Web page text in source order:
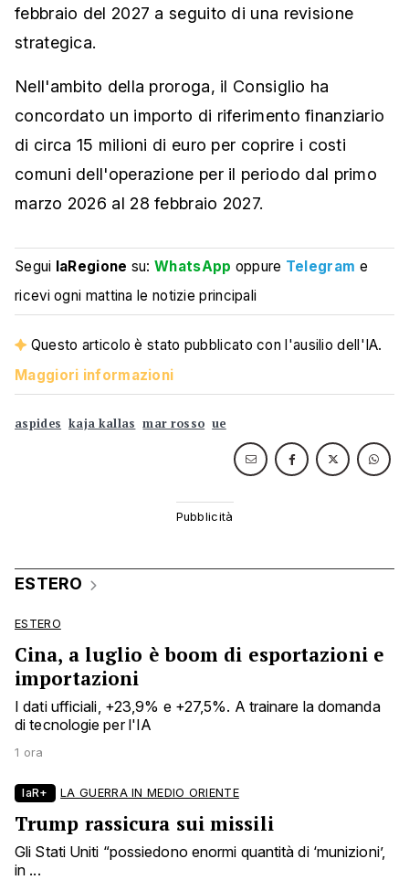
febbraio del 2027 a seguito di una revisione
strategica.
Nell'ambito della proroga, il Consiglio ha
concordato un importo di riferimento finanziario
di circa 15 milioni di euro per coprire i costi
comuni dell'operazione per il periodo dal primo
marzo 2026 al 28 febbraio 2027.
Segui laRegione su:WhatsApp oppure Telegram e
ricevi ogni mattina le notizie principali
Questo articolo è stato pubblicato con l'ausilio dell'IA.
Maggiori informazioni
aspides kaja kallas mar rosso ue
ESTERO
ESTERO
Cina, a luglio è boom di esportazioni e
importazioni
I dati ufficiali, +23,9% e +27,5%. A trainare la domanda
di tecnologie per l'IA
1 ora
laR+ LA GUERRA IN MEDIO ORIENTE
Trump rassicura sui missili
Gli Stati Uniti “possiedono enormi quantità di ‘munizioni’,
in ...